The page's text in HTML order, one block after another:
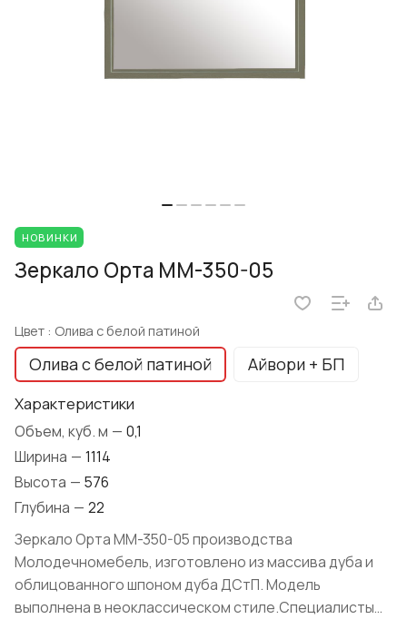
НОВИНКИ
Зеркало Орта ММ-350-05
Цвет : Олива с белой патиной
Олива с белой патиной Айвори + БП
Характеристики
Объем, куб. м — 0,1
Ширина — 1114
Высота — 576
Глубина — 22
Зеркало Орта ММ-350-05 производства
Молодечномебель, изготовлено из массива дуба и
облицованного шпоном дуба ДСтП. Модель
выполнена в неоклассическом стиле.Специалисты